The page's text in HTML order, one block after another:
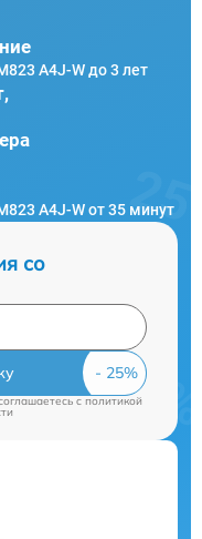
A4J-W до 3 лет
A4J-W от 35 минут
со
cполитикой